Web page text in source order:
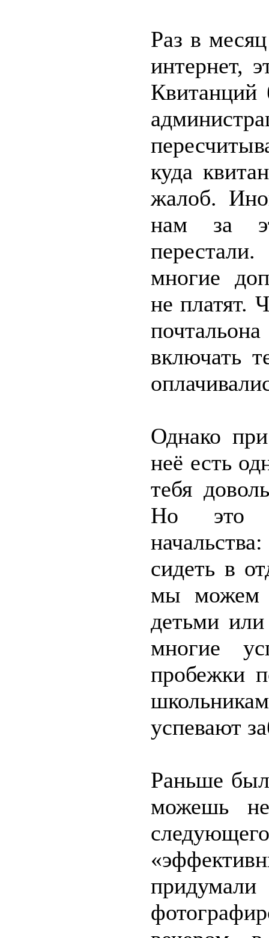
Раз в
интернет,
Квитанций
куда
жалоб.
нам за
многие
не платят.
включать
Однако
неё есть
тебя
Но это
сидеть в
мы можем
детьми
многие
пробежки
успевают
Раньше
можешь